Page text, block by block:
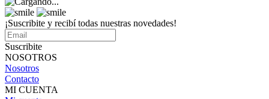
¡Suscribite y recibí todas nuestras novedades!
Suscribite
NOSOTROS
Nosotros
Contacto
MI CUENTA